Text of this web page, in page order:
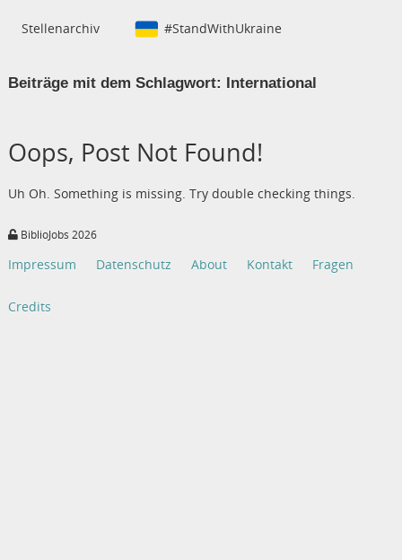
Stellenarchiv #StandWithUkraine
Beiträge mit dem Schlagwort: International
Oops, Post Not Found!
Uh Oh. Something is missing. Try double checking things.
BiblioJobs 2026
Impressum Datenschutz About Kontakt Fragen
Credits